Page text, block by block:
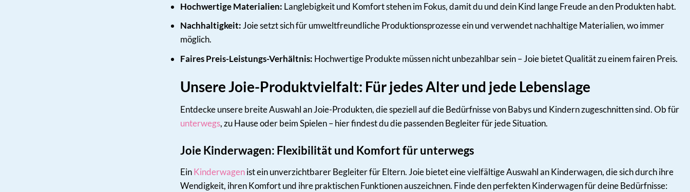
Hochwertige Materialien: Langlebigkeit und Komfort stehen im Fokus, damit du und dein Kind lange Freude an den Produkten habt.
Nachhaltigkeit:Joie setzt sich für umweltfreundliche Produktionsprozesse ein und verwendet nachhaltige Materialien, wo immer
möglich.
Faires Preis-Leistungs-Verhältnis: Hochwertige Produkte müssen nicht unbezahlbar sein – Joie bietet Qualität zu einem fairen Preis.
Unsere Joie-Produktvielfalt: Für jedes Alter und jede Lebenslage
Entdecke unsere breite Auswahl an Joie-Produkten, die speziell auf die Bedürfnisse von Babys und Kindern zugeschnitten sind. Ob für
unterwegs, zu Hause oder beim Spielen – hier findest du die passenden Begleiter für jede Situation.
Joie Kinderwagen: Flexibilität und Komfort für unterwegs
EinKinderwagenist ein unverzichtbarer Begleiter für Eltern. Joie bietet eine vielfältige Auswahl an Kinderwagen, die sich durch ihre
Wendigkeit, ihren Komfort und ihre praktischen Funktionen auszeichnen. Finde den perfekten Kinderwagen für deine Bedürfnisse: